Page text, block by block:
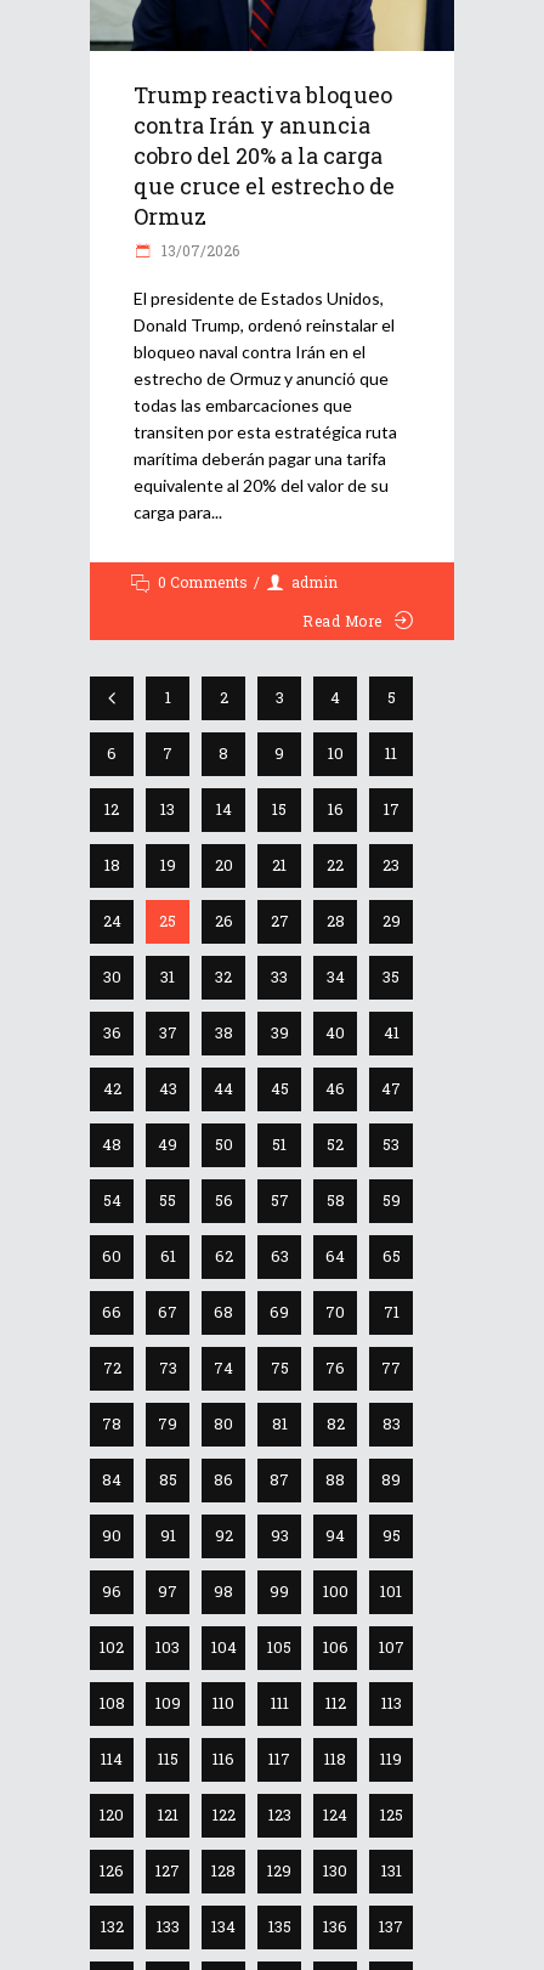
Trump reactiva bloqueo
contra Irán y anuncia
cobro del 20% a la carga
que cruce el estrecho de
Ormuz
13/07/2026
El presidente de Estados Unidos,
Donald Trump, ordenó reinstalar el
bloqueo naval contra Irán en el
estrecho de Ormuz y anunció que
todas las embarcaciones que
transiten por esta estratégica ruta
marítima deberán pagar una tarifa
equivalente al 20% del valor de su
carga para
0 Comments
admin
Read More
1 2 3 4 5
6 7 8 9 10 11
12 13 14 15 16 17
18 19 20 21 22 23
24 25 26 27 28 29
30 31 32 33 34 35
36 37 38 39 40 41
42 43 44 45 46 47
48 49 50 51 52 53
54 55 56 57 58 59
60 61 62 63 64 65
66 67 68 69 70 71
72 73 74 75 76 77
78 79 80 81 82 83
84 85 86 87 88 89
90 91 92 93 94 95
96 97 98 99 100 101
102 103 104 105 106 107
108 109 110 111 112 113
114 115 116 117 118 119
120 121 122 123 124 125
126 127 128 129 130 131
132 133 134 135 136 137